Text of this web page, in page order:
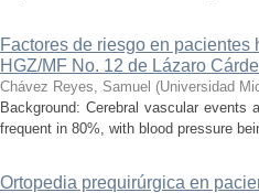
Factores de riesgo en
HGZ/MF No. 12 de Lázaro
Chávez Reyes, Samuel (Universidad
Background: Cerebral vascular
frequent in 80%, with blood pressure
Ortopedia prequirúrgica en